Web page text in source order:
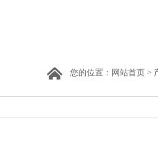
您的位置： 网站首页 >